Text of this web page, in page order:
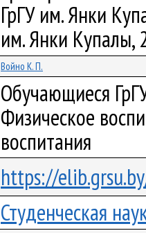
ГрГУ им. Янки
им. Янки Купалы,
Войно К. П.
Обучающиеся
Физическое
воспитания
https://
Студенческая